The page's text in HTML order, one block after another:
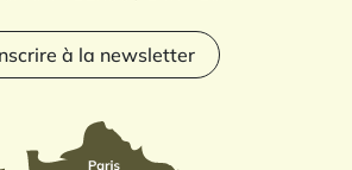
à la newsletter